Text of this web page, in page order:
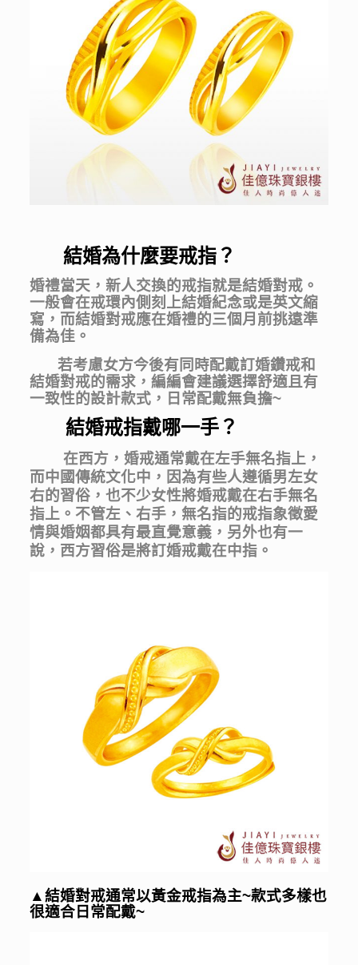
結婚為什麼要戒指？
婚禮當天，新人交換的戒指就是結婚對戒。
一般會在戒環內側刻上結婚紀念或是英文縮
寫，而結婚對戒應在婚禮的三個月前挑遠準
備為佳。
若考慮女方今後有同時配戴訂婚鑽戒和
結婚對戒的需求，編編會建議選擇舒適且有
一致性的設計款式，日常配戴無負擔~
結婚戒指戴哪一手？
在西方，婚戒通常戴在左手無名指上，
而中國傳統文化中，因為有些人遵循男左女
右的習俗，也不少女性將婚戒戴在右手無名
指上。不管左、右手，無名指的戒指象徵愛
情與婚姻都具有最直覺意義，另外也有一
說，西方習俗是將訂婚戒戴在中指。
▲結婚對戒通常以黃金戒指為主~款式多樣也
很適合日常配戴~